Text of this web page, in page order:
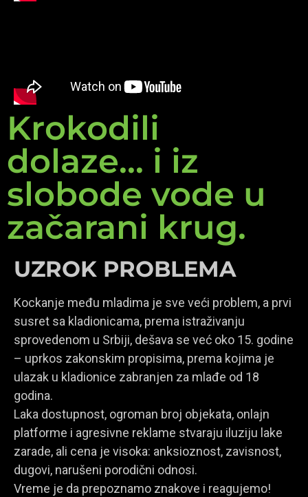
Krokodili
dolaze... i iz
slobode vode u
začarani krug.
UZROK PROBLEMA
Kockanje među mladima je sve veći problem, a prvi
susret sa kladionicama, prema istraživanju
sprovedenom u Srbiji, dešava se već oko 15. godine
– uprkos zakonskim propisima, prema kojima je
ulazak u kladionice zabranjen za mlađe od 18
godina.
Laka dostupnost, ogroman broj objekata, onlajn
platforme i agresivne reklame stvaraju iluziju lake
zarade, ali cena je visoka: anksioznost, zavisnost,
dugovi, narušeni porodični odnosi.
Vreme je da prepoznamo znakove i reagujemo!